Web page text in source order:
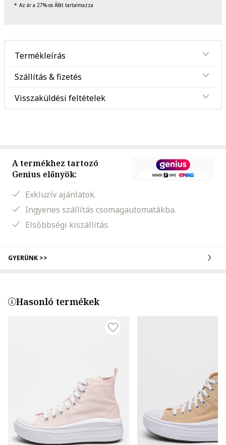
Az ár a 27%-os Áfát tartalmazza
Termékleírás
Szállítás & fizetés
Visszaküldési feltételek
A termékhez tartozó
Genius előnyök:
Exkluzív ajánlatok.
Ingyenes szállítás csomagautomatákba.
Elsőbbségi kiszállítás.
GYERÜNK >>
Hasonló termékek